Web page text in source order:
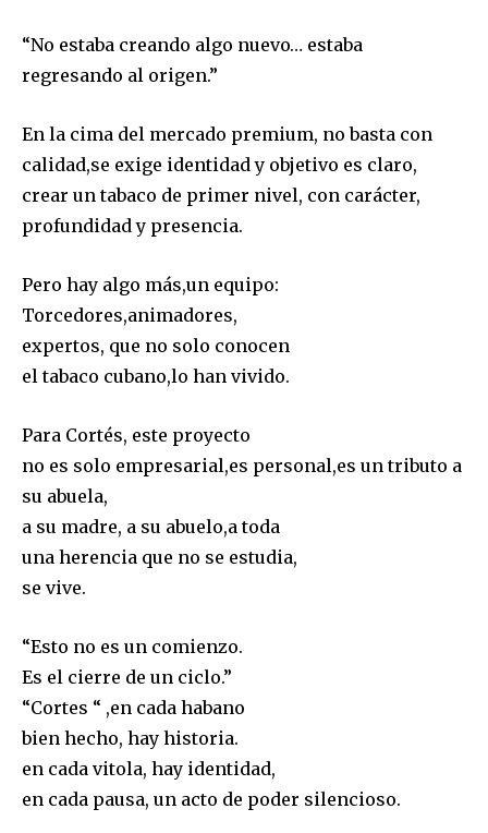
“No estaba creando algo nuevo… estaba
regresando al origen.”
En la cima del mercado premium, no basta con
calidad,se exige identidad y objetivo es claro,
crear un tabaco de primer nivel, con carácter,
profundidad y presencia.
Pero hay algo más,un equipo:
Torcedores,animadores,
expertos, que no solo conocen
el tabaco cubano,lo han vivido.
Para Cortés, este proyecto
no es solo empresarial,es personal,es un tributo a
su abuela,
a su madre, a su abuelo,a toda
una herencia que no se estudia,
se vive.
“Esto no es un comienzo.
Es el cierre de un ciclo.”
“Cortes “ ,en cada habano
bien hecho, hay historia.
en cada vitola, hay identidad,
en cada pausa, un acto de poder silencioso.